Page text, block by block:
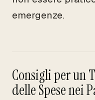
emergenze.
Consigli per un
delle Spese nei